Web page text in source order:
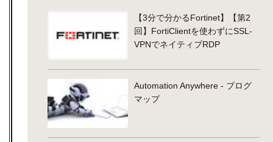
【3分で分かるFortinet】【第2
回】FortiClientを使わずにSSL-
VPNでネイティブRDP
Automation Anywhere - ブログ
マップ